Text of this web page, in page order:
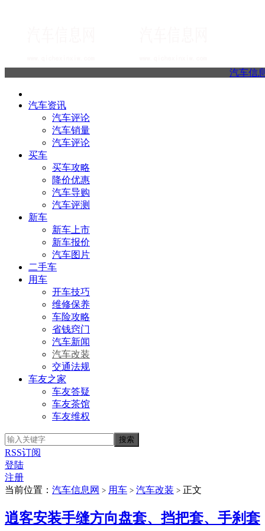
汽车信
汽车资讯
汽车评论
汽车销量
汽车评论
买车
买车攻略
降价优惠
汽车导购
汽车评测
新车
新车上市
新车报价
汽车图片
二手车
用车
开车技巧
维修保养
车险攻略
省钱窍门
汽车新闻
汽车改装
交通法规
车友之家
车友答疑
车友茶馆
车友维权
RSS订阅
登陆
注册
当前位置： 汽车信息网 > 用车 > 汽车改装 > 正文
逍客安装手缝方向盘套、挡把套、手刹套